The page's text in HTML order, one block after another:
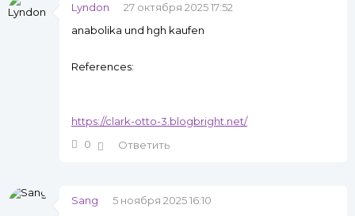
Lyndon
27 октября 2025 17:52
anabolika und hgh kaufen
References:
https://clark-otto-3.blogbright.net/
0
Ответить
Sang
5 ноября 2025 16:10